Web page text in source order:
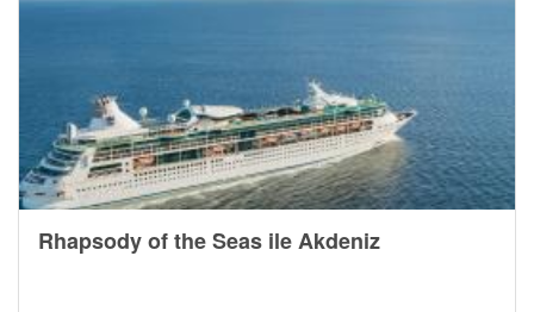
Rhapsody of the Seas ile Akdeniz